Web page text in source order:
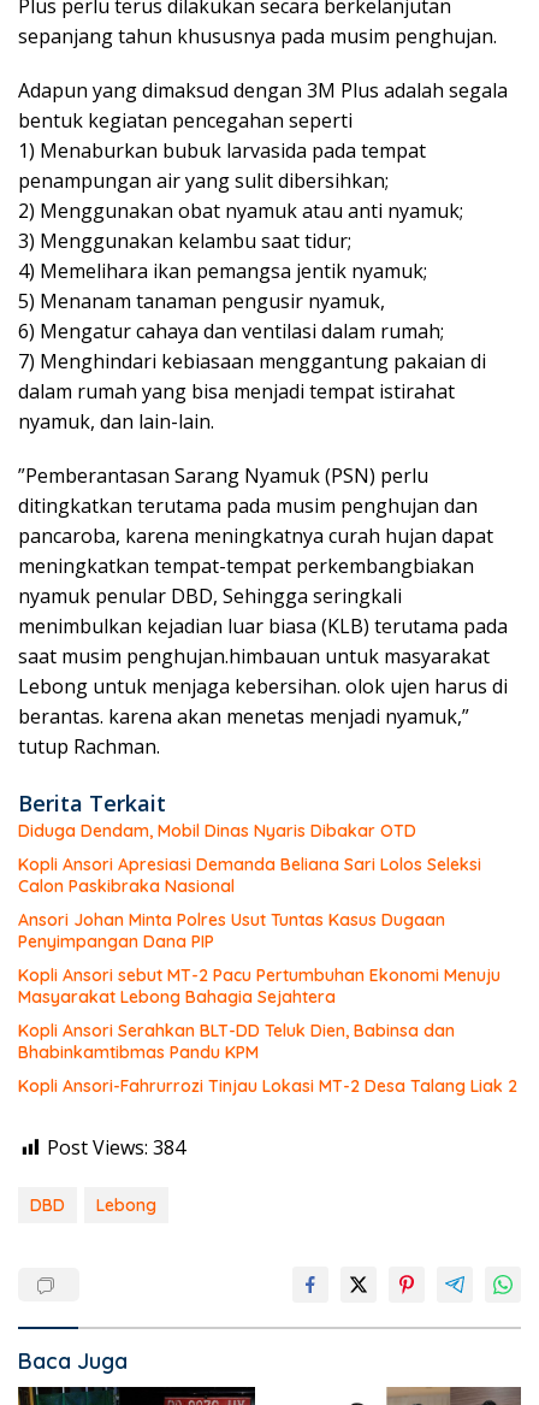
Plus perlu terus dilakukan secara berkelanjutan
sepanjang tahun khususnya pada musim penghujan.
Adapun yang dimaksud dengan 3M Plus adalah segala
bentuk kegiatan pencegahan seperti
1) Menaburkan bubuk larvasida pada tempat
penampungan air yang sulit dibersihkan;
2) Menggunakan obat nyamuk atau anti nyamuk;
3) Menggunakan kelambu saat tidur;
4) Memelihara ikan pemangsa jentik nyamuk;
5) Menanam tanaman pengusir nyamuk,
6) Mengatur cahaya dan ventilasi dalam rumah;
7) Menghindari kebiasaan menggantung pakaian di
dalam rumah yang bisa menjadi tempat istirahat
nyamuk, dan lain-lain.
”Pemberantasan Sarang Nyamuk (PSN) perlu
ditingkatkan terutama pada musim penghujan dan
pancaroba, karena meningkatnya curah hujan dapat
meningkatkan tempat-tempat perkembangbiakan
nyamuk penular DBD, Sehingga seringkali
menimbulkan kejadian luar biasa (KLB) terutama pada
saat musim penghujan.himbauan untuk masyarakat
Lebong untuk menjaga kebersihan. olok ujen harus di
berantas. karena akan menetas menjadi nyamuk,”
tutup Rachman.
Berita Terkait
Diduga Dendam, Mobil Dinas Nyaris Dibakar OTD
Kopli Ansori Apresiasi Demanda Beliana Sari Lolos Seleksi
Calon Paskibraka Nasional
Ansori Johan Minta Polres Usut Tuntas Kasus Dugaan
Penyimpangan Dana PIP
Kopli Ansori sebut MT-2 Pacu Pertumbuhan Ekonomi Menuju
Masyarakat Lebong Bahagia Sejahtera
Kopli Ansori Serahkan BLT-DD Teluk Dien, Babinsa dan
Bhabinkamtibmas Pandu KPM
Kopli Ansori-Fahrurrozi Tinjau Lokasi MT-2 Desa Talang Liak 2
Post Views: 384
DBD Lebong
Baca Juga